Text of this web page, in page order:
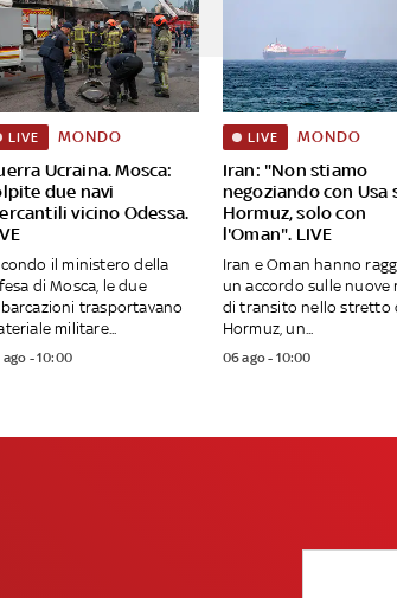
Ucraina. Mosca:
due navi
vicino Odessa.
LIVE MONDO
il ministero della
di Mosca, le due
trasportavano
militare...
ago - 10:00
Iran: "Non stiamo
negoziando con Usa
Hormuz, solo con
l'Oman". LIVE
LIVE MONDO
Iran e Oman hanno
un accordo sulle nuove
di transito nello stretto
Hormuz, un...
06 ago - 10:00